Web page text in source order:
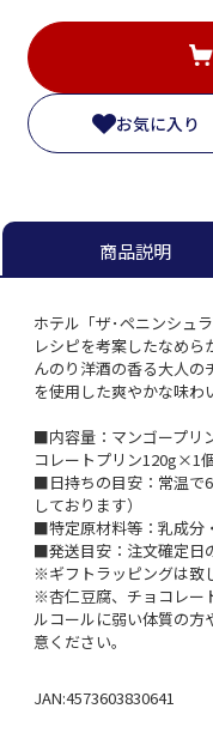
お気に入り
商品説明
ホテル「ザ･ペニンシュ
レシピを考案したなめ
んのり洋酒の香る大人の
を使用した爽やかな味わ
■内容量：マンゴープリ
コレートプリン120g×1
■日持ちの目安：常温で
しております）
■特定原材料等：乳成分
■発送目安：注文確定日
※ギフトラッピングは致
※杏仁豆腐、チョコレー
ルコールに弱い体質の方
意ください。
JAN:4573603830641